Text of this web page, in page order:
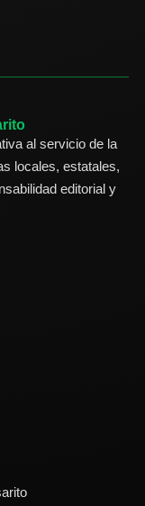
al servicio de la
locales, estatales,
editorial y